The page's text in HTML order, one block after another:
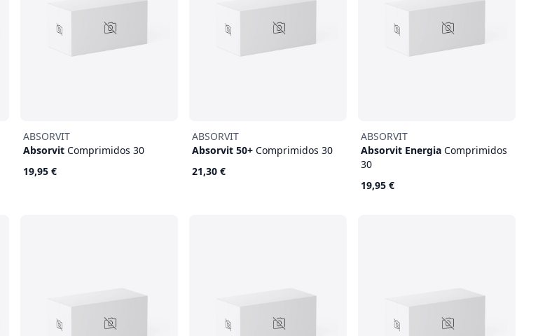
ABSORVIT
Absorvit Comprimidos 30
19,95 €
ABSORVIT
Absorvit 50+ Comprimidos 30
21,30 €
ABSORVIT
Absorvit Energia Comprimidos
30
19,95 €